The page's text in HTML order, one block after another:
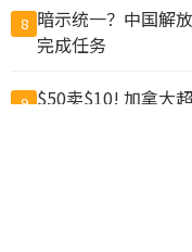
8 暗示统一？中国解
完成任务
9 $50卖$10! 加拿大